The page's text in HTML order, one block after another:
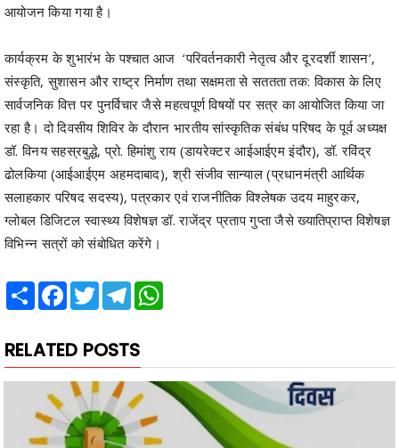
आयोजन किया गया है।
कार्यक्रम के शुभारंभ के पश्चात आज ‘परिवर्तनकारी नेतृत्व और दूरदर्शी शासन’,
संस्कृति, सुशासन और राष्ट्र निर्माण तथा सक्षमता से सततता तक: विकास के लिए
सार्वजनिक वित्त पर पुनर्विचार जैसे महत्वपूर्ण विषयों पर सत्र का आयोजित किया जा
रहा है। दो दिवसीय शिविर के दौरान भारतीय सांस्कृतिक संबंध परिषद के पूर्व अध्यक्ष
डॉ. विनय सहस्रबुद्धे, प्रो. हिमांशु राय (डायरेक्टर आईआईएम इंदौर), डॉ. रविंद्र
ढोलकिया (आईआईएम अहमदाबाद), श्री संजीव सान्याल (प्रधानमंत्री आर्थिक
सलाहकार परिषद सदस्य), पत्रकार एवं राजनीतिक विश्लेषक उदय माहुरकर,
ग्लोबल डिजिटल स्वास्थ्य विशेषज्ञ डॉ. राजेंद्र प्रताप गुप्ता जैसे ख्यातिप्राप्त विशेषज्ञ
विभिन्न सत्रों को संबोधित करेंगे।
Share Facebook
TwitterTelegram
RELATED POSTS